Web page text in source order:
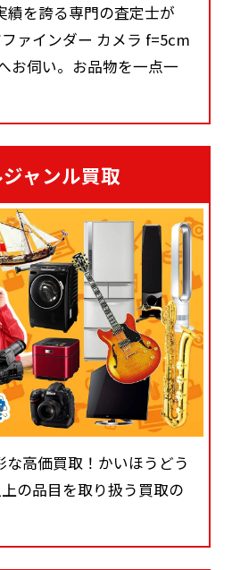
績を誇る専門の査定士が
ファインダー カメラ f=5cm
お伺い。お品物を一点一
ャンル買取
な高価買取！かいほうどう
の品目を取り扱う買取の